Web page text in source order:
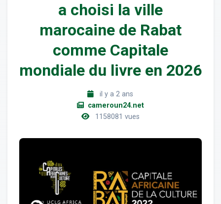
a choisi la ville
marocaine de Rabat
comme Capitale
mondiale du livre en 2026
il y a 2 ans
cameroun24.net
1158081 vues